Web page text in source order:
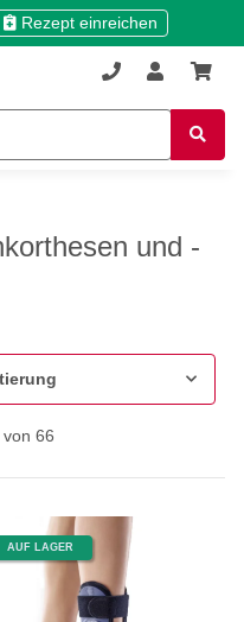
Rezept einreichen
und -
66
AUF LAGER